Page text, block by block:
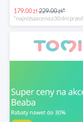
179.00 zł229.00 zł*